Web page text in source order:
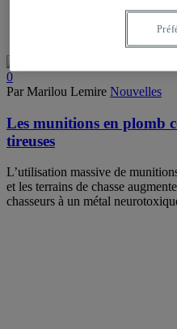
0
Par Marilou Lemire Nouvelles
Les munitions en plomb
tireuses
L’utilisation massive de
et les terrains de chasse
chasseurs à un métal